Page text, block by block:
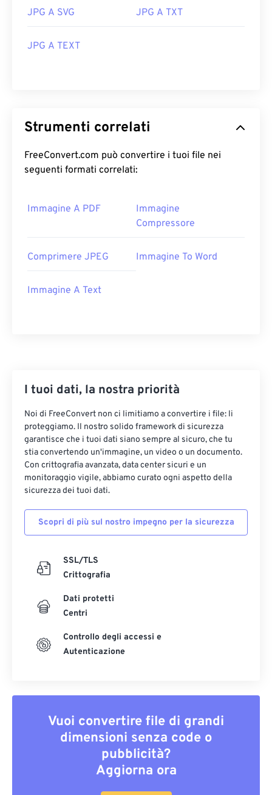
JPG A SVG JPG A TXT
JPG A TEXT
Strumenti correlati
FreeConvert.com può convertire i tuoi file nei
seguenti formati correlati:
Immagine A PDF
Immagine
Compressore
Comprimere JPEG Immagine To Word
Immagine A Text
I tuoi dati, la nostra priorità
Noi di FreeConvert non ci limitiamo a convertire i file: li
proteggiamo. Il nostro solido framework di sicurezza
garantisce che i tuoi dati siano sempre al sicuro, che tu
stia convertendo un'immagine, un video o un documento.
Con crittografia avanzata, data center sicuri e un
monitoraggio vigile, abbiamo curato ogni aspetto della
sicurezza dei tuoi dati.
Scopri di più sul nostro impegno per la sicurezza
SSL/TLS
Crittografia
Dati protetti
Centri
Controllo degli accessi e
Autenticazione
Vuoi convertire file di grandi
dimensioni senza code o
pubblicità?
Aggiorna ora